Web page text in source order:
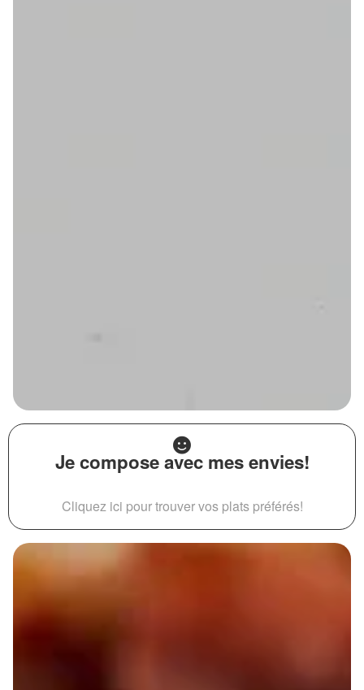
Je compose avec mes envies!
Cliquez ici pour trouver vos plats préférés!